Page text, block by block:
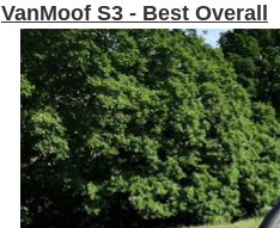
VanMoof S3 - Best Overall